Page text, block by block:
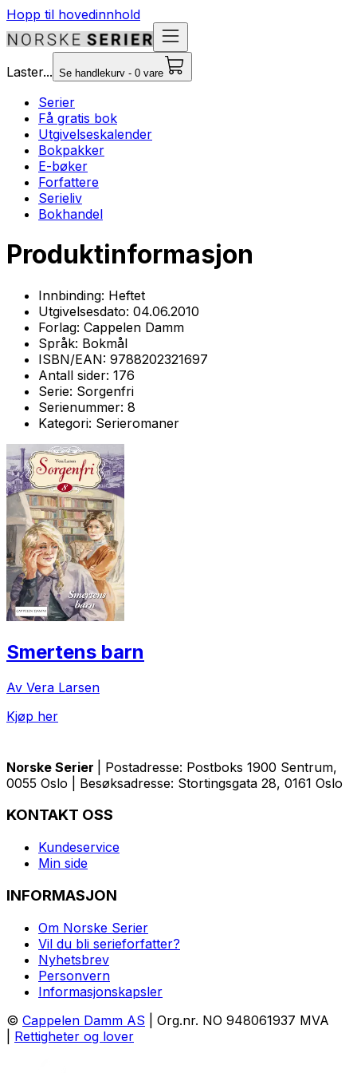
Hopp til hovedinnhold
Laster... Se handlekurv - 0 vare
Serier
Få gratis bok
Utgivelseskalender
Bokpakker
E-bøker
Forfattere
Serieliv
Bokhandel
Produktinformasjon
Innbinding: Heftet
Utgivelsesdato: 04.06.2010
Forlag: Cappelen Damm
Språk: Bokmål
ISBN/EAN: 9788202321697
Antall sider: 176
Serie: Sorgenfri
Serienummer: 8
Kategori: Serieromaner
Smertens barn
Av Vera Larsen
Kjøp her
Norske Serier
| Postadresse: Postboks 1900 Sentrum,
0055 Oslo | Besøksadresse: Stortingsgata 28, 0161 Oslo
KONTAKT OSS
Kundeservice
Min side
INFORMASJON
Om Norske Serier
Vil du bli serieforfatter?
Nyhetsbrev
Personvern
Informasjonskapsler
© Cappelen Damm AS | Org.nr. NO 948061937 MVA
Rettigheter og lover